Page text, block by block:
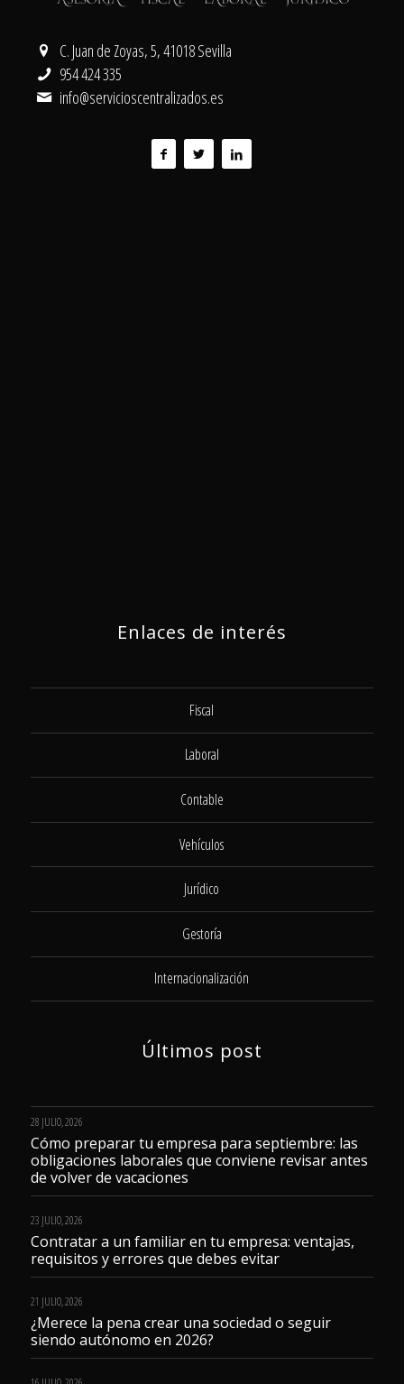
C. Juan de Zoyas, 5, 41018 Sevilla
954 424 335
info@servicioscentralizados.es
Enlaces de interés
Fiscal
Laboral
Contable
Vehículos
Jurídico
Gestoría
Internacionalización
Últimos post
28 JULIO, 2026
Cómo preparar tu empresa para septiembre: las
obligaciones laborales que conviene revisar antes
de volver de vacaciones
23 JULIO, 2026
Contratar a un familiar en tu empresa: ventajas,
requisitos y errores que debes evitar
21 JULIO, 2026
¿Merece la pena crear una sociedad o seguir
siendo autónomo en 2026?